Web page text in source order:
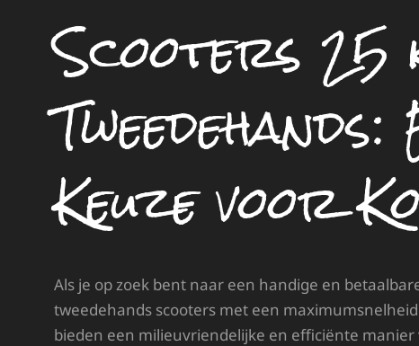
Scooters 25
Keuze voor
Als je op zoek bent naar een handige en
tweedehands scooters met een
bieden een milieuvriendelijke en efficiënte